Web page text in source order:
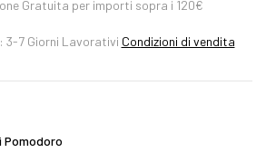
Gratuita per importi sopra i 120€
3-7 Giorni Lavorativi Condizioni di vendita
Pomodoro